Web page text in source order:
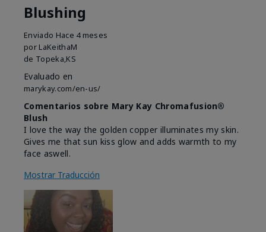
Blushing
Enviado Hace 4 meses
por LaKeithaM
de Topeka,KS
Evaluado en
marykay.com/en-us/
Comentarios sobre Mary Kay Chromafusion®
Blush
I love the way the golden copper illuminates my skin.
Gives me that sun kiss glow and adds warmth to my
face aswell.
Mostrar Traducción